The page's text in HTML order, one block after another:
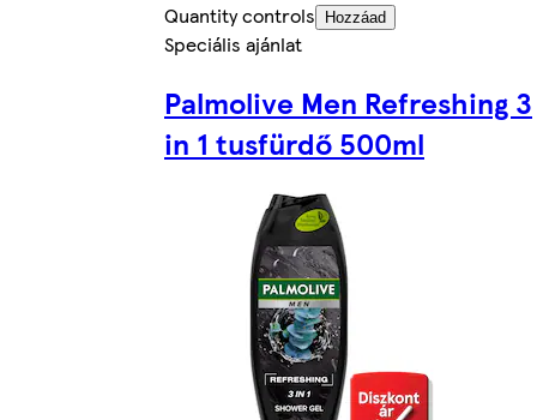
Quantity controls
Hozzáad
Speciális ajánlat
Palmolive Men Refreshing 3
in 1 tusfürdő 500ml